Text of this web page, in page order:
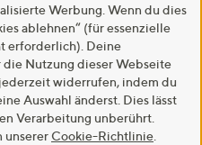
Werbung. Wenn du dies
ablehnen“ (für essenzielle
erforderlich). Deine
Nutzung dieser Webseite
widerrufen, indem du
Auswahl änderst. Dies lässt
Verarbeitung unberührt.
unserer Cookie-Richtlinie